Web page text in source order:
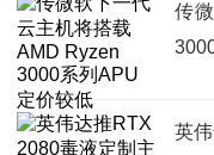
传
英